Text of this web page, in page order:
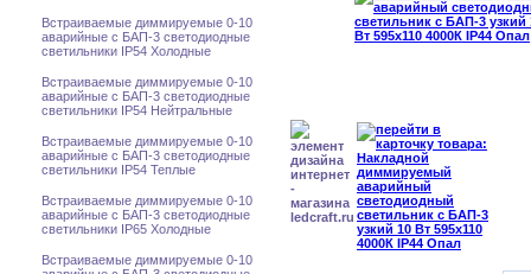
Встраиваемые диммируемые 0-10
аварийные с БАП-3 светодиодные
светильники IP54 Холодные
Встраиваемые диммируемые 0-10
аварийные с БАП-3 светодиодные
светильники IP54 Нейтральные
Встраиваемые диммируемые 0-10
аварийные с БАП-3 светодиодные
светильники IP54 Теплые
Встраиваемые диммируемые 0-10
аварийные с БАП-3 светодиодные
светильники IP65 Холодные
Встраиваемые диммируемые 0-10